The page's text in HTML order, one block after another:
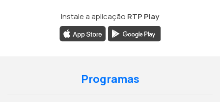
Instale a aplicação RTP Play
Programas